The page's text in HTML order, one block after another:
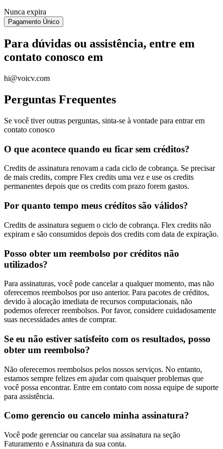
Nunca expira
Pagamento Único
Para dúvidas ou assistência, entre em
contato conosco em
hi@voicv.com
Perguntas Frequentes
Se você tiver outras perguntas, sinta-se à vontade para entrar em
contato conosco
O que acontece quando eu ficar sem créditos?
Credits de assinatura renovam a cada ciclo de cobrança. Se precisar
de mais credits, compre Flex credits uma vez e use os credits
permanentes depois que os credits com prazo forem gastos.
Por quanto tempo meus créditos são válidos?
Credits de assinatura seguem o ciclo de cobrança. Flex credits não
expiram e são consumidos depois dos credits com data de expiração.
Posso obter um reembolso por créditos não
utilizados?
Para assinaturas, você pode cancelar a qualquer momento, mas não
oferecemos reembolsos por uso anterior. Para pacotes de créditos,
devido à alocação imediata de recursos computacionais, não
podemos oferecer reembolsos. Por favor, considere cuidadosamente
suas necessidades antes de comprar.
Se eu não estiver satisfeito com os resultados, posso
obter um reembolso?
Não oferecemos reembolsos pelos nossos serviços. No entanto,
estamos sempre felizes em ajudar com quaisquer problemas que
você possa encontrar. Entre em contato com nossa equipe de suporte
para assistência.
Como gerencio ou cancelo minha assinatura?
Você pode gerenciar ou cancelar sua assinatura na seção
Faturamento e Assinatura da sua conta.